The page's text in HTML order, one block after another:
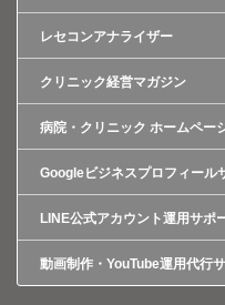
レセコンアナライザー
クリニック経営マガジン
病院・クリニック ホームペー
Googleビジネスプロフィール
LINE公式アカウント運用サポ
動画制作・YouTube運用代行